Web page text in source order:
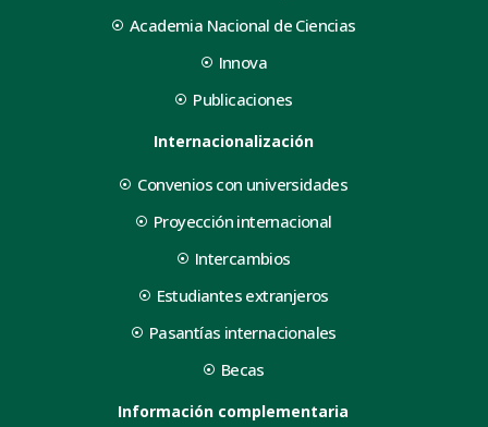
Academia Nacional de Ciencias
Innova
Publicaciones
Internacionalización
Convenios con universidades
Proyección internacional
Intercambios
Estudiantes extranjeros
Pasantías internacionales
Becas
Información complementaria